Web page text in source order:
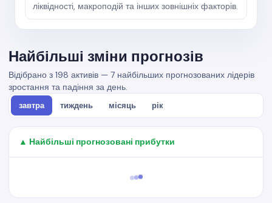
ліквідності, макроподій та інших зовнішніх факторів.
Найбільші зміни прогнозів
Відібрано з 198 активів — 7 найбільших прогнозованих лідерів
зростання та падіння за день.
завтра тиждень місяць рік
▲ Найбільші прогнозовані прибутки